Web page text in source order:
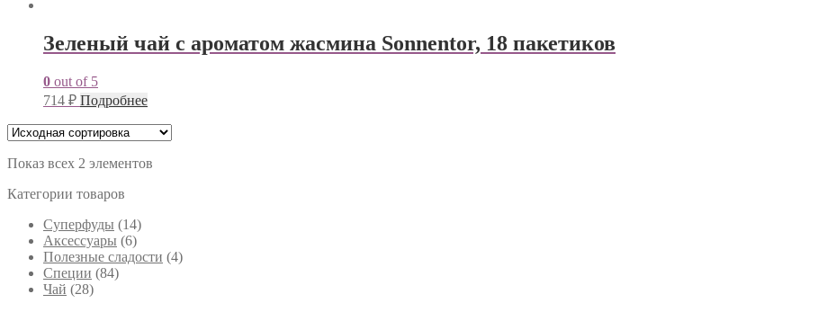
Зеленый чай с ароматом жасмина Sonnentor, 18 пакетиков
0 out of 5
714 ₽ Подробнее
Показ всех 2 элементов
Категории товаров
Cуперфуды (14)
Аксессуары (6)
Полезные сладости (4)
Специи (84)
Чай (28)